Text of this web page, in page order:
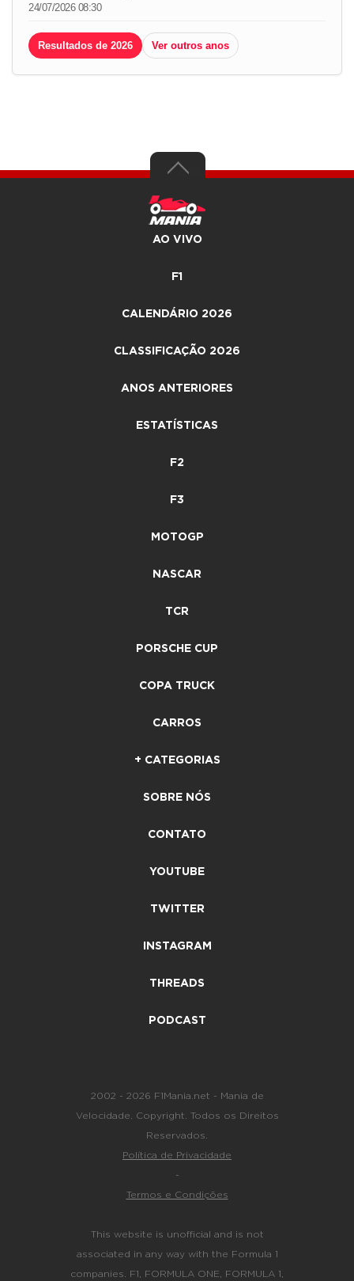
24/07/2026 08:30
Resultados de 2026 Ver outros anos
AO VIVO
F1
CALENDÁRIO 2026
CLASSIFICAÇÃO 2026
ANOS ANTERIORES
ESTATÍSTICAS
F2
F3
MOTOGP
NASCAR
TCR
PORSCHE CUP
COPA TRUCK
CARROS
+ CATEGORIAS
SOBRE NÓS
CONTATO
YOUTUBE
TWITTER
INSTAGRAM
THREADS
PODCAST
2002 - 2026 F1Mania.net - Mania de
Velocidade. Copyright. Todos os Direitos
Reservados.
Política de Privacidade
-
Termos e Condições
This website is unofficial and is not
associated in any way with the Formula 1
companies. F1, FORMULA ONE, FORMULA 1,